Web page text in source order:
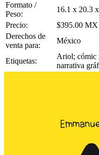
Formato /
Peso:
16.1 x 20.3
Precio:
$395.00
Derechos de
venta para:
México
Etiquetas:
Ariol; cómic
narrativa